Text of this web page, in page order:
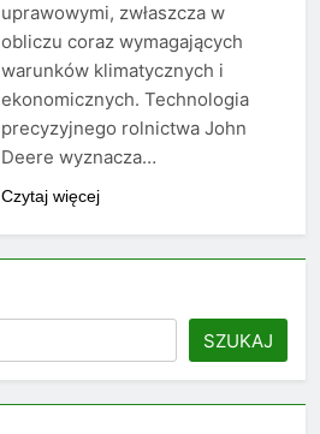
uprawowymi, zwłaszcza w
obliczu coraz wymagających
warunków klimatycznych i
ekonomicznych. Technologia
precyzyjnego rolnictwa John
Deere wyznacza…
Czytaj więcej
SZUKAJ